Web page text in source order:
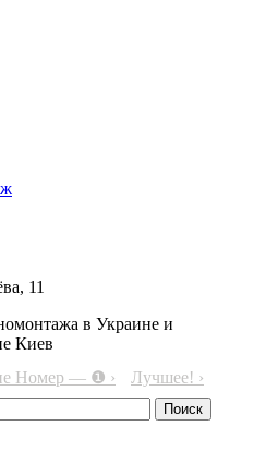
11
в Украине и
Киев
Номер — ❶ › Лучшее! ›